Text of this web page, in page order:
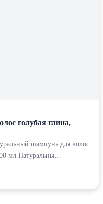
голубая глина,
шампунь для волос
мл Натуральны…